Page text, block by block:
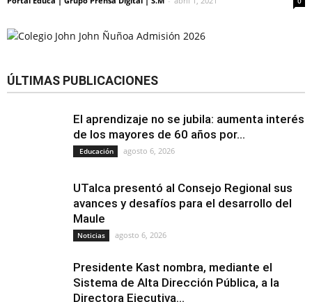
ÚLTIMAS PUBLICACIONES
El aprendizaje no se jubila: aumenta interés
de los mayores de 60 años por...
Educación agosto 6, 2026
UTalca presentó al Consejo Regional sus
avances y desafíos para el desarrollo del
Maule
Noticias agosto 6, 2026
Presidente Kast nombra, mediante el
Sistema de Alta Dirección Pública, a la
Directora Ejecutiva...